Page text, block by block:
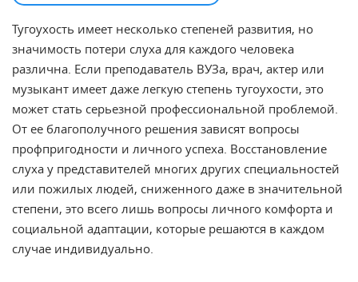
Тугоухость имеет несколько степеней развития, но
значимость потери слуха для каждого человека
различна. Если преподаватель ВУЗа, врач, актер или
музыкант имеет даже легкую степень тугоухости, это
может стать серьезной профессиональной проблемой.
От ее благополучного решения зависят вопросы
профпригодности и личного успеха. Восстановление
слуха у представителей многих других специальностей
или пожилых людей, сниженного даже в значительной
степени, это всего лишь вопросы личного комфорта и
социальной адаптации, которые решаются в каждом
случае индивидуально.